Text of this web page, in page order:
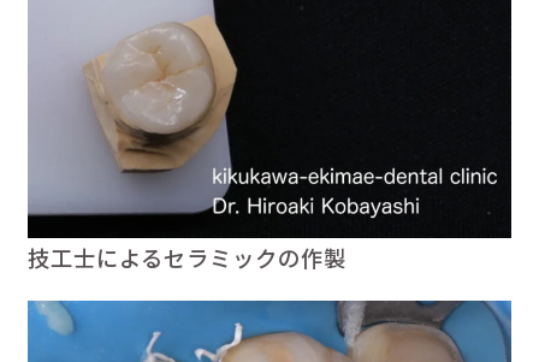
技工士によるセラミックの作製